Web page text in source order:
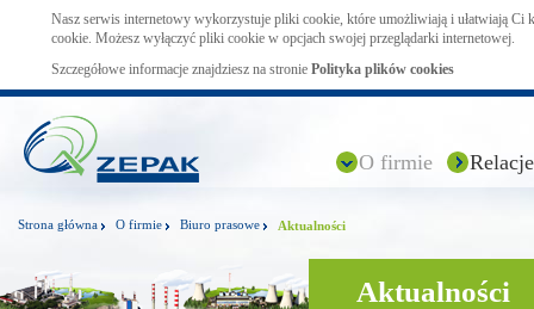
Nasz serwis internetowy wykorzystuje pliki cookie, które umożliwiają i ułatwiają Ci
cookie. Możesz wyłączyć pliki cookie w opcjach swojej przeglądarki internetowej.
Szczegółowe informacje znajdziesz na stronie Polityka plików cookies
O firmie
Strona główna O firmie Biuro prasowe Aktualności
Aktualności